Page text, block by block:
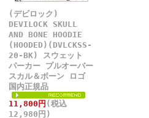
(デビロック)
DEVILOCK SKULL
AND BONE HOODIE
(HOODED)(DVLCKSS-
20-BK) スウェット
パーカー プルオーバー
スカル＆ボーン ロゴ
国内正規品
11,800円 (税込
12,980円)